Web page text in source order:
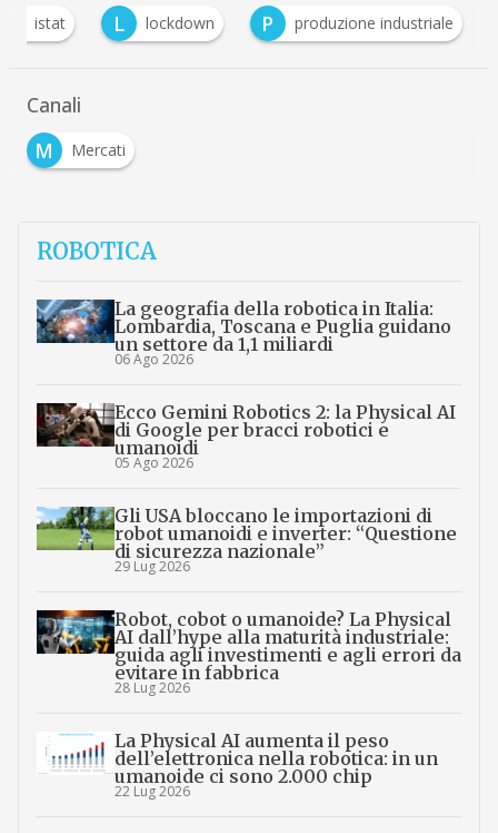
istat L lockdown P produzione industriale
Canali
M
Mercati
ROBOTICA
La geografia della robotica in Italia:
Lombardia, Toscana e Puglia guidano
un settore da 1,1 miliardi
06 Ago 2026
Ecco Gemini Robotics 2: la Physical AI
di Google per bracci robotici e
umanoidi
05 Ago 2026
Gli USA bloccano le importazioni di
robot umanoidi e inverter: “Questione
di sicurezza nazionale”
29 Lug 2026
Robot, cobot o umanoide? La Physical
AI dall’hype alla maturità industriale:
guida agli investimenti e agli errori da
evitare in fabbrica
28 Lug 2026
La Physical AI aumenta il peso
dell’elettronica nella robotica: in un
umanoide ci sono 2.000 chip
22 Lug 2026